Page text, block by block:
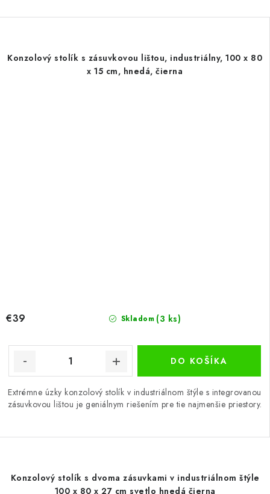
Konzolový stolík s zásuvkovou lištou, industriálny, 100 x 80
x 15 cm, hnedá, čierna
Skladom (3 ks)
€39
DO KOŠÍKA
Extrémne úzky konzolový stolík v industriálnom štýle s integrovanou
zásuvkovou lištou je geniálnym riešením pre tie najmenšie priestory.
Konzolový stolík s dvoma zásuvkami v industriálnom štýle
100 x 80 x 27 cm svetlo hnedá čierna